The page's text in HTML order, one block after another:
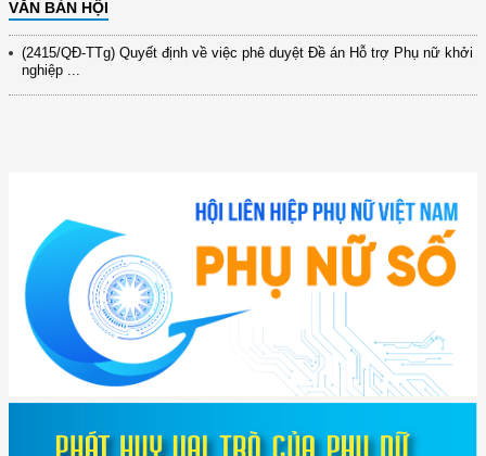
VĂN BẢN HỘI
(2415/QĐ-TTg) Quyết định về việc phê duyệt Đề án Hỗ trợ Phụ nữ khởi
nghiệp ...